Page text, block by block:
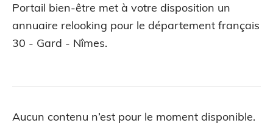
Portail bien-être met à votre disposition un
annuaire relooking pour le département français
30 - Gard - Nîmes.
Aucun contenu n’est pour le moment disponible.